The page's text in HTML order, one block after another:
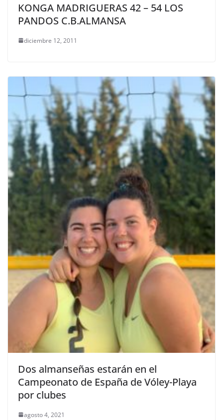
KONGA MADRIGUERAS 42 – 54 LOS
PANDOS C.B.ALMANSA
diciembre 12, 2011
Dos almanseñas estarán en el
Campeonato de España de Vóley-Playa
por clubes
agosto 4, 2021